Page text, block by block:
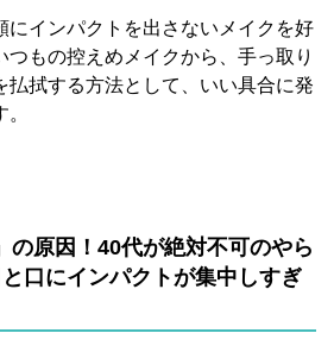
にインパクトを出さないメイクを好
つもの控えめメイクから、手っ取り
払拭する方法として、いい具合に発
の原因！40代が絶対不可のやら
口にインパクトが集中しすぎ